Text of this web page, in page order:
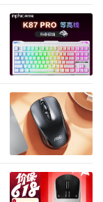
责任编辑：IT国度